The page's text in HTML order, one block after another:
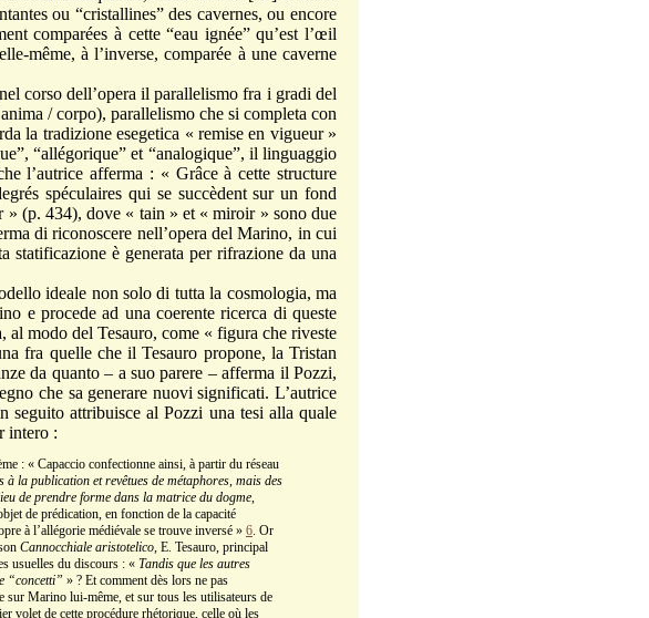
ou “cristallines” des cavernes, ou encore
comparées à cette “eau ignée” qu’est l’œil
même, à l’inverse, comparée à une caverne
dell’opera il parallelismo fra i gradi del
/ corpo), parallelismo che si completa con
la tradizione esegetica « remise en vigueur »
“allégorique” et “analogique”, il linguaggio
l’autrice afferma : « Grâce à cette structure
spéculaires qui se succèdent sur un fond
» (p. 434), dove « tain » et « miroir » sono due
di riconoscere nell’opera del Marino, in cui
statificazione è generata per rifrazione da una
ideale non solo di tutta la cosmologia, ma
e procede ad una coerente ricerca di queste
al modo del Tesauro, come « figura che riveste
fra quelle che il Tesauro propone, la Tristan
da quanto – a suo parere – afferma il Pozzi,
che sa generare nuovi significati. L’autrice
attribuisce al Pozzi una tesi alla quale
intero :
: « Capaccio confectionne ainsi, à partir du réseau
à la publication et revêtues de métaphores, mais des
de prendre forme dans la matrice du dogme,
de prédication, en fonction de la capacité
à l’allégorie médiévale se trouve inversé » 6. Or
Cannocchiale aristotelico, E. Tesauro, principal
usuelles du discours : « Tandis que les autres
“concetti” » ? Et comment dès lors ne pas
sur Marino lui-même, et sur tous les utilisateurs de
volet de cette procédure rhétorique, celle où les